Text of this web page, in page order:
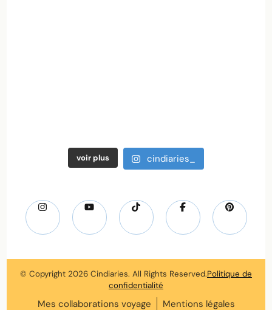
voir plus cindiaries_
© Copyright 2026 Cindiaries. All Rights Reserved.Politique de
confidentialité
Mes collaborations voyage Mentions légales